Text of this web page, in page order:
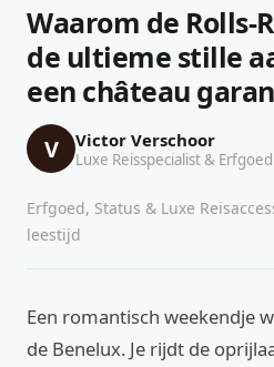
Waarom de Rolls-
de ultieme stille
een château
V Victor Verschoor
Luxe Reisspecialist &
Erfgoed, Status & Luxe
leestijd
Een romantisch weekendje
de Benelux. Je rijdt de